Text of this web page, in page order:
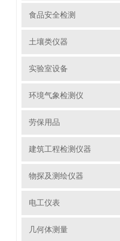
食品安全检测
土壤类仪器
实验室设备
环境气象检测仪
劳保用品
建筑工程检测仪器
物探及测绘仪器
电工仪表
几何体测量